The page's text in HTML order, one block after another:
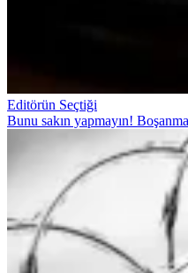
Editörün Seçtiği
Bunu sakın yapmayın!